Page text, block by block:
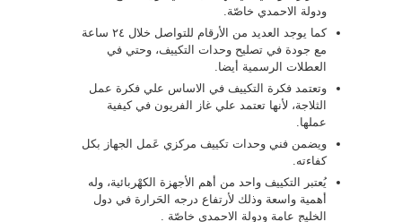
ودولة الاحمدي خاصّة.
كما يوجد العديد من الأرقام للتواصل خلال ٢٤ ساعة
مع جودة في تصليح وحدات التكييف، وحتي في
العطلات الرسمية أيضا.
وتعتمد فكرة التكييف في الاساس علي فكرة عمل
الثلاجة، لأنها تعتمد علي غاز الفريون في كيفية
عملها.
ويضمن فني وحدات تكييف مركزي عَمل الجهاز بكل
كفاءته.
يُعتبر التكييف واحد من أهم الأجهزة الكهْربائية، وله
أهمية واسعة وذلك لأرتفاع درجه الحَرارة في دول
الخليج عامة ودولة الاحمدي خاصّة .